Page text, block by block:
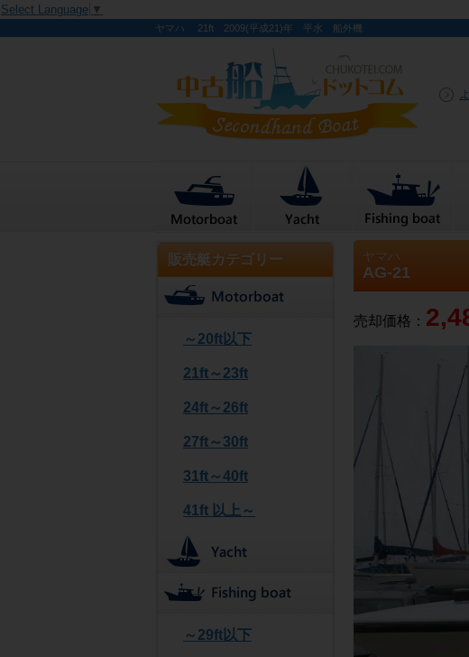
Select Language ▼
ヤマハ 21ft 2009(平成21)年 平水 船外機
販売艇カテゴリー
～20ft以下
21ft～23ft
24ft～26ft
27ft～30ft
31ft～40ft
41ft 以上～
～29ft以下
ヤマハ
AG-21
売却価格：